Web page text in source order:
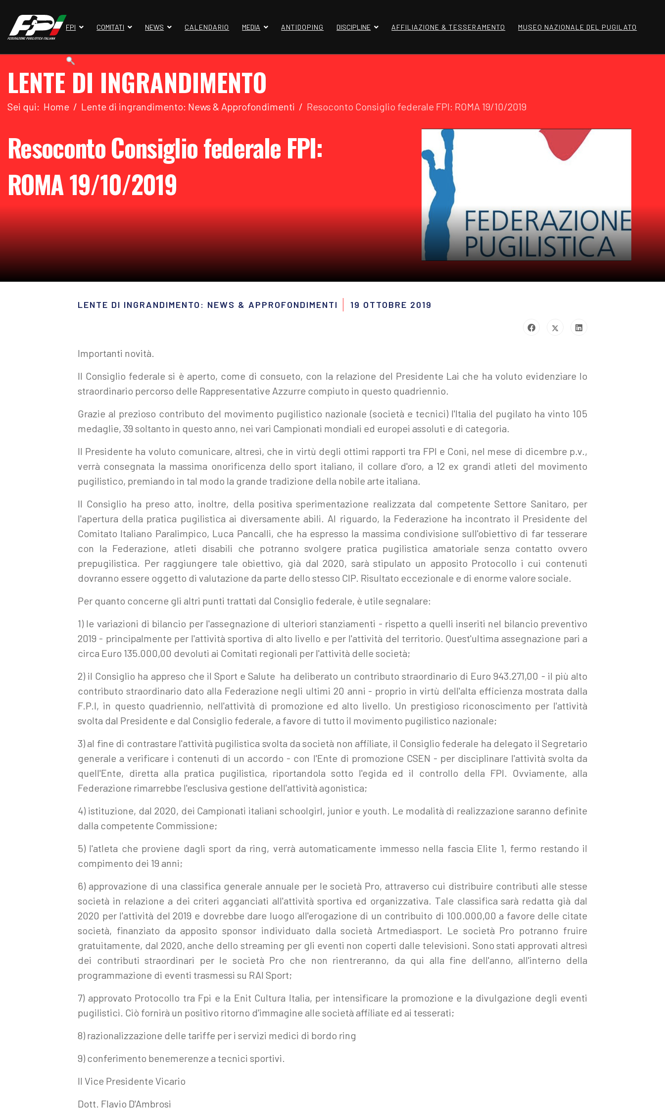
FPI COMITATI NEWS CALENDARIO MEDIA ANTIDOPING DISCIPLINE AFFILIAZIONE & TESSERAMENTO MUSEO NAZIONALE DEL PUGILATO
LENTE DI INGRANDIMENTO
Sei qui: Home Lente di ingrandimento: News & Approfondimenti Resoconto Consiglio federale FPI: ROMA 19/10/2019
Resoconto Consiglio federale FPI:
ROMA 19/10/2019
LENTE DI INGRANDIMENTO: NEWS & APPROFONDIMENTI 19 OTTOBRE 2019
Importanti novità.
Il Consiglio federale si è aperto, come di consueto, con la relazione del Presidente Lai che ha voluto evidenziare lo
straordinario percorso delle Rappresentative Azzurre compiuto in questo quadriennio.
Grazie al prezioso contributo del movimento pugilistico nazionale (società e tecnici) l'Italia del pugilato ha vinto 105
medaglie, 39 soltanto in questo anno, nei vari Campionati mondiali ed europei assoluti e di categoria.
Il Presidente ha voluto comunicare, altresì, che in virtù degli ottimi rapporti tra FPI e Coni, nel mese di dicembre p.v.,
verrà consegnata la massima onorificenza dello sport italiano, il collare d'oro, a 12 ex grandi atleti del movimento
pugilistico, premiando in tal modo la grande tradizione della nobile arte italiana.
Il Consiglio ha preso atto, inoltre, della positiva sperimentazione realizzata dal competente Settore Sanitaro, per
l'apertura della pratica pugilistica ai diversamente abili. Al riguardo, la Federazione ha incontrato il Presidente del
Comitato Italiano Paralimpico, Luca Pancalli, che ha espresso la massima condivisione sull'obiettivo di far tesserare
con la Federazione, atleti disabili che potranno svolgere pratica pugilistica amatoriale senza contatto ovvero
prepugilistica. Per raggiungere tale obiettivo, già dal 2020, sarà stipulato un apposito Protocollo i cui contenuti
dovranno essere oggetto di valutazione da parte dello stesso CIP. Risultato eccezionale e di enorme valore sociale.
Per quanto concerne gli altri punti trattati dal Consiglio federale, è utile segnalare:
1) le variazioni di bilancio per l'assegnazione di ulteriori stanziamenti - rispetto a quelli inseriti nel bilancio preventivo
2019 - principalmente per l'attività sportiva di alto livello e per l'attività del territorio. Quest'ultima assegnazione pari a
circa Euro 135.000,00 devoluti ai Comitati regionali per l'attività delle società;
2) il Consiglio ha appreso che il Sport e Salute ha deliberato un contributo straordinario di Euro 943.271,00 - il più alto
contributo straordinario dato alla Federazione negli ultimi 20 anni - proprio in virtù dell'alta efficienza mostrata dalla
F.P.I, in questo quadriennio, nell'attività di promozione ed alto livello. Un prestigioso riconoscimento per l'attività
svolta dal Presidente e dal Consiglio federale, a favore di tutto il movimento pugilistico nazionale;
3) al fine di contrastare l'attività pugilistica svolta da società non affiliate, il Consiglio federale ha delegato il Segretario
generale a verificare i contenuti di un accordo - con l'Ente di promozione CSEN - per disciplinare l'attività svolta da
quell'Ente, diretta alla pratica pugilistica, riportandola sotto l'egida ed il controllo della FPI. Ovviamente, alla
Federazione rimarrebbe l'esclusiva gestione dell'attività agonistica;
4) istituzione, dal 2020, dei Campionati italiani schoolgirl, junior e youth. Le modalità di realizzazione saranno definite
dalla competente Commissione;
5) l'atleta che proviene dagli sport da ring, verrà automaticamente immesso nella fascia Elite 1, fermo restando il
compimento dei 19 anni;
6) approvazione di una classifica generale annuale per le società Pro, attraverso cui distribuire contributi alle stesse
società in relazione a dei criteri agganciati all'attività sportiva ed organizzativa. Tale classifica sarà redatta già dal
2020 per l'attività del 2019 e dovrebbe dare luogo all'erogazione di un contribuito di 100.000,00 a favore delle citate
società, finanziato da apposito sponsor individuato dalla società Artmediasport. Le società Pro potranno fruire
gratuitamente, dal 2020, anche dello streaming per gli eventi non coperti dalle televisioni. Sono stati approvati altresì
dei contributi straordinari per le società Pro che non rientreranno, da qui alla fine dell'anno, all'interno della
programmazione di eventi trasmessi su RAI Sport;
7) approvato Protocollo tra Fpi e la Enit Cultura Italia, per intensificare la promozione e la divulgazione degli eventi
pugilistici. Ciò fornirà un positivo ritorno d'immagine alle società affiliate ed ai tesserati;
8) razionalizzazione delle tariffe per i servizi medici di bordo ring
9) conferimento benemerenze a tecnici sportivi.
Il Vice Presidente Vicario
Dott. Flavio D'Ambrosi